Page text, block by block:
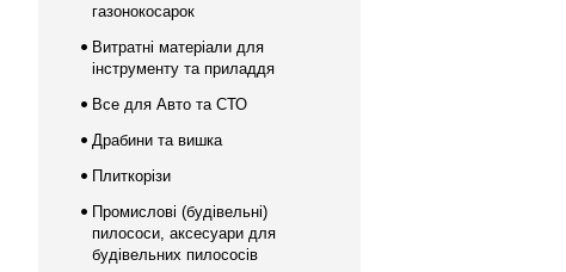
газонокосарок
Витратні матеріали для
інструменту та приладдя
Все для Авто та СТО
Драбини та вишка
Плиткорізи
Промислові (будівельні)
пилососи, аксесуари для
будівельних пилососів